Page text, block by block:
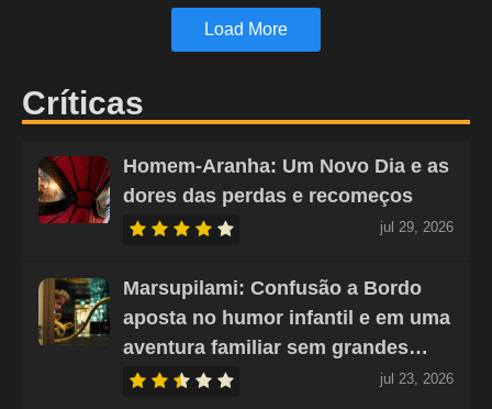
Load More
Críticas
Homem-Aranha: Um Novo Dia e as
dores das perdas e recomeços
jul 29, 2026
Marsupilami: Confusão a Bordo
aposta no humor infantil e em uma
aventura familiar sem grandes…
jul 23, 2026